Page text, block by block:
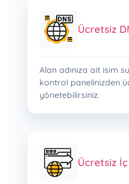
Ücretsiz
Alan adınıza ait isim
kontrol panelinizden
yönetebilirsiniz.
Ücretsiz